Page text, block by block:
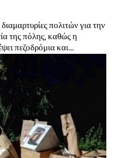
πολιτών για την
της πόλης, καθώς η
πεζοδρόμια και...